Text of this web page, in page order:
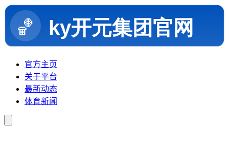
官方主页
关于平台
最新动态
体育新闻